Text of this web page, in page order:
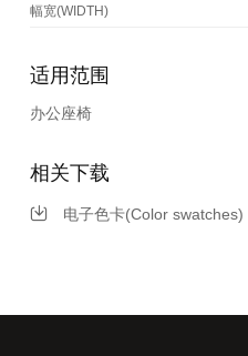
幅宽(WIDTH)
适用范围
办公座椅
相关下载
电子色卡(Color swatches)